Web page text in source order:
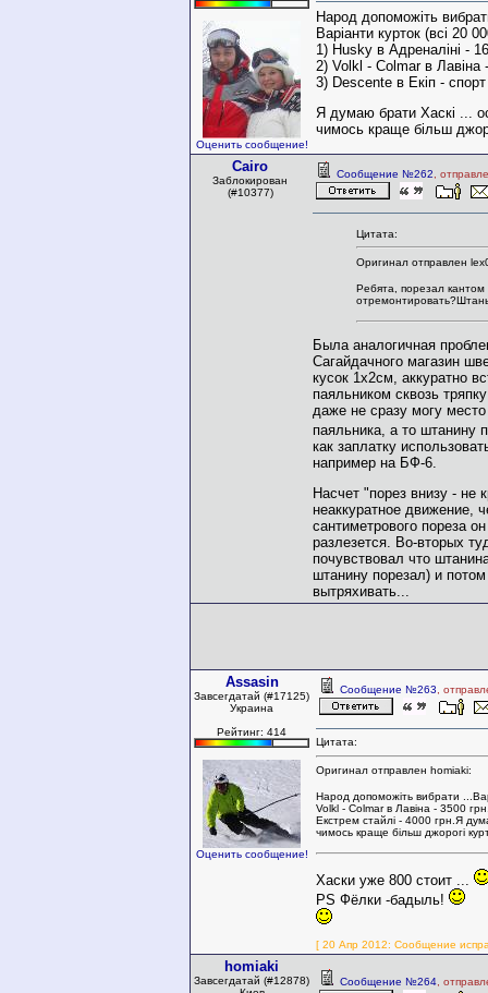
Оценить сообщение!
Народ допоможіть
Варіанти курток (всі 20
1) Husky в Адреналіні -
2) Volkl - Colmar в Лавіна
3) Descente в Екіп -
Я думаю брати Хаскі ...
чимось краще більш
Cairo
Заблокирован
(#10377)
Сообщение №262 ,
Цитата:
Оригинал отправлен
Ребята, порезал
Была аналогичная
Сагайдачного магазин
кусок 1х2см, аккуратно
паяльником сквозь
даже не сразу могу
паяльника, а то штанину
как заплатку
например на БФ-6.
Насчет "порез внизу - не
неаккуратное движение,
сантиметрового пореза
разлезется. Во-вторых
почувствовал что
штанину порезал) и
вытряхивать...
Assasin
Завсегдатай (#17125)
Украина
Рейтинг: 414
Оценить сообщение!
Сообщение №263 ,
Цитата:
Оригинал отправлен homiaki:
Народ допоможіть вибрати
Volkl - Colmar в Лавіна - 3500
Екстрем стайлі - 4000 грн.Я
чимось краще більш джорогі
Хаски уже 800 стоит ...
PS Фёлки -бадыль!
[ 20 Апр 2012: Сообщение
homiaki
Завсегдатай (#12878)
Сообщение №264 ,